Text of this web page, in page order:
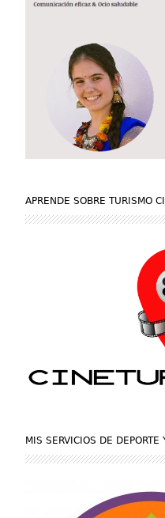
APRENDE SOBRE TURISMO
MIS SERVICIOS DE